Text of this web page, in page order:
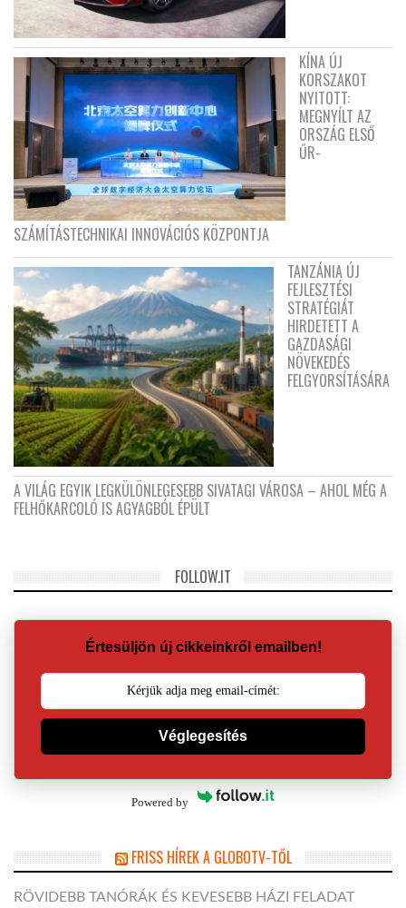
KÍNA ÚJ
KORSZAKOT
NYITOTT:
MEGNYÍLT AZ
ORSZÁG ELSŐ
ŰR-
SZÁMÍTÁSTECHNIKAI INNOVÁCIÓS KÖZPONTJA
TANZÁNIA ÚJ
FEJLESZTÉSI
STRATÉGIÁT
HIRDETETT A
GAZDASÁGI
NÖVEKEDÉS
FELGYORSÍTÁSÁRA
A VILÁG EGYIK LEGKÜLÖNLEGESEBB SIVATAGI VÁROSA – AHOL MÉG A
FELHŐKARCOLÓ IS AGYAGBÓL ÉPÜLT
FOLLOW.IT
Értesüljön új cikkeinkről emailben!
Véglegesítés
Powered by
FRISS HÍREK A GLOBOTV-TŐL
RÖVIDEBB TANÓRÁK ÉS KEVESEBB HÁZI FELADAT